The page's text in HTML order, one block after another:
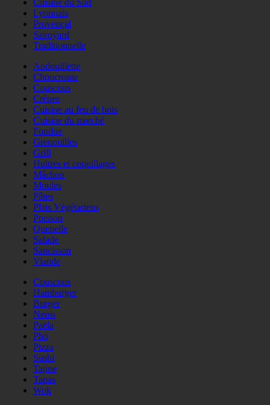
Cuisine du Sud
Lyonnais
Provençal
Savoyard
Traditionnelle
Andouillette
Choucroute
Couscous
Crêpes
Cuisine au feu de bois
Cuisine du marché
Fondue
Grenouilles
Grill
Huitres et coquillages
Mâchon
Moules
Pâtes
Plats Végétariens
Poisson
Quenelle
Salade
Saucisson
Viande
Couscous
Hamburger
Burger
Nems
Paëla
Phö
Pizza
Sushi
Tajine
Tapas
Wok